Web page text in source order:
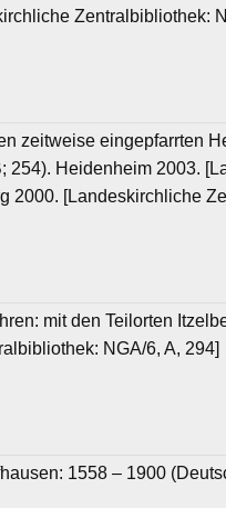
Zentralbibliothek:
zeitweise eingepfarrten
Heidenheim 2003.
2000. [Landeskirchliche
mit den Teilorten
NGA/6, A, 294]
1558 – 1900